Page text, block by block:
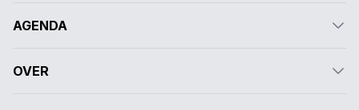
AGENDA
OVER